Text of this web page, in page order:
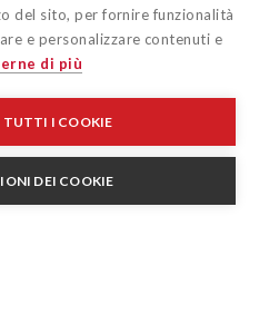
del sito, per fornire funzionalità
e personalizzare contenuti e
di più
TUTTI I COOKIE
DEI COOKIE